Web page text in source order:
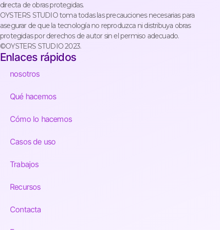
directa de obras protegidas.
OYSTERS STUDIO toma todas las precauciones necesarias para
asegurar de que la tecnología no reproduzca ni distribuya obras
protegidas por derechos de autor sin el permiso adecuado.
©OYSTERS STUDIO 2023.
Enlaces rápidos
nosotros
Qué hacemos
Cómo lo hacemos
Casos de uso
Trabajos
Recursos
Contacta